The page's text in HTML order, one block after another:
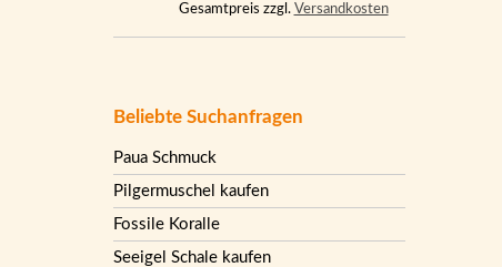
Gesamtpreis zzgl. Versandkosten
Beliebte Suchanfragen
Paua Schmuck
Pilgermuschel kaufen
Fossile Koralle
Seeigel Schale kaufen